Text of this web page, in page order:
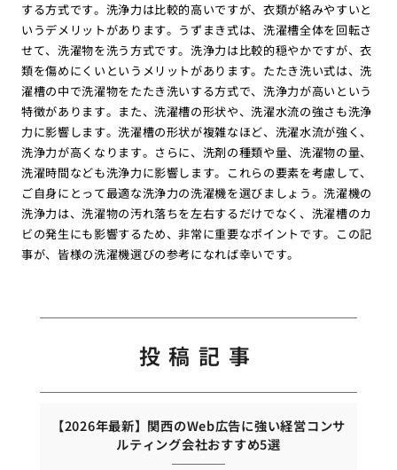
する方式です。洗浄力は比較的高いですが、衣類が絡みやすいと
いうデメリットがあります。うずまき式は、洗濯槽全体を回転さ
せて、洗濯物を洗う方式です。洗浄力は比較的穏やかですが、衣
類を傷めにくいというメリットがあります。たたき洗い式は、洗
濯槽の中で洗濯物をたたき洗いする方式で、洗浄力が高いという
特徴があります。また、洗濯槽の形状や、洗濯水流の強さも洗浄
力に影響します。洗濯槽の形状が複雑なほど、洗濯水流が強く、
洗浄力が高くなります。さらに、洗剤の種類や量、洗濯物の量、
洗濯時間なども洗浄力に影響します。これらの要素を考慮して、
ご自身にとって最適な洗浄力の洗濯機を選びましょう。洗濯機の
洗浄力は、洗濯物の汚れ落ちを左右するだけでなく、洗濯槽のカ
ビの発生にも影響するため、非常に重要なポイントです。この記
事が、皆様の洗濯機選びの参考になれば幸いです。
投稿記事
【2026年最新】関西のWeb広告に強い経営コンサ
ルティング会社おすすめ5選